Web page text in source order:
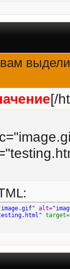
вам
[/
alt=
target=